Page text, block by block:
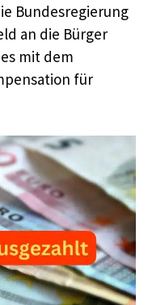
Bundesregierung
an die Bürger
mit dem
für